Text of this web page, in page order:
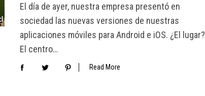
El día de ayer, nuestra empresa presentó en
sociedad las nuevas versiones de nuestras
aplicaciones móviles para Android e iOS. ¿El lugar?
El centro…
Read More